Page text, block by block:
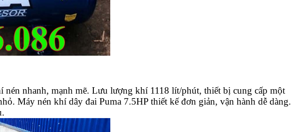
nhanh, mạnh mẽ. Lưu lượng khí 1118 lít/phút, thiết bị cung cấp một
Máy nén khí dây đai Puma 7.5HP thiết kế đơn giản, vận hành dễ dàng.